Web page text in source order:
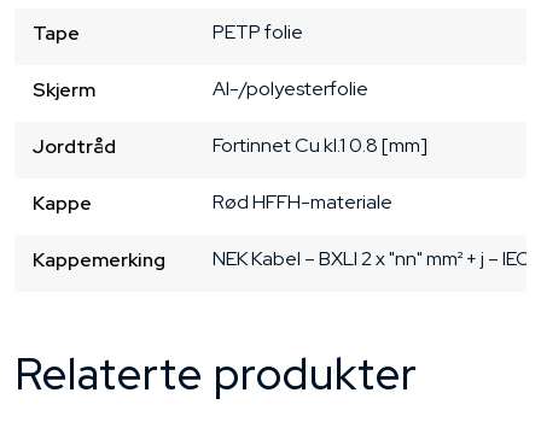
Tape PETP folie
Skjerm Al-/polyesterfolie
Jordtråd Fortinnet Cukl.10.8 [mm]
Kappe RødHFFH-materiale
Kappemerking NEK Kabel – BXLI 2 x "nn" mm² + j –
Relaterte produkter